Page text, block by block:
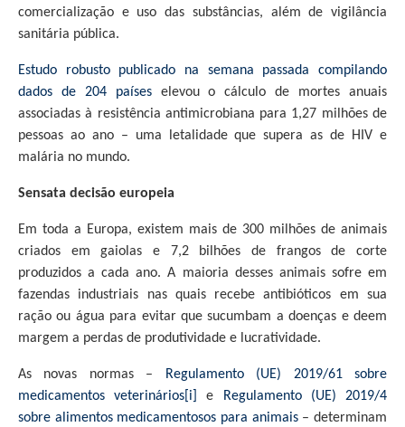
comercialização e uso das substâncias, além de vigilância
sanitária pública.
Estudo robusto publicado na semana passada compilando
dados de 204 paíseselevou o cálculo de mortes anuais
associadas à resistência antimicrobiana para 1,27 milhões de
pessoas ao ano – uma letalidade que supera as de HIV e
malária no mundo.
Sensata decisão europeia
Em toda a Europa, existem mais de 300 milhões de animais
criados em gaiolas e 7,2 bilhões de frangos de corte
produzidos a cada ano. A maioria desses animais sofre em
fazendas industriais nas quais recebe antibióticos em sua
ração ou água para evitar que sucumbam a doenças e deem
margem a perdas de produtividade e lucratividade.
As novas normas –
Regulamento (UE) 2019/61 sobre
medicamentos veterinários [i] e
Regulamento (UE) 2019/4
sobre alimentos medicamentosos para animais– determinam